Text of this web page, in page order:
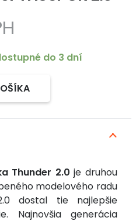
do 3 dní
Thunder 2.0 je druhou
modelového radu
dostal tie najlepšie
Najnovšia generácia